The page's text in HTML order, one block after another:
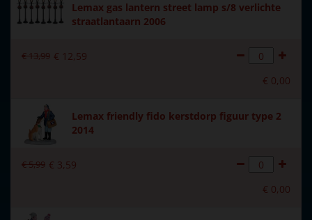
Lemax gas lantern street lamp s/8 verlichte
straatlantaarn 2006
€13,99 € 12,59
€ 0,00
Lemax friendly fido kerstdorp figuur type 2
2014
€5,99 € 3,59
€ 0,00